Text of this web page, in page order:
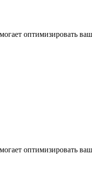
оптимизировать
оптимизировать